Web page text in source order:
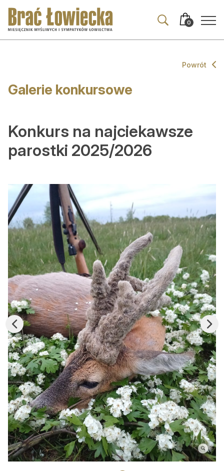
Przejdź
nawigacji
Przejdź
treści
0
Komentarze i opinie
Co ciekawego
Konkursy
Konkursy
Regulamin krzyżówki
Galeria
Stałe rubryki
Prawo łowieckie
Kynologia łowiecka
Broń, amunicja, optyka i akcesoria
W myśliwskiej kuchni
Ludzie
Archiwum
Okresy polowań
Galerie konkursowe
Powrót
Konkurs na najciekawsze
parostki 2025/2026